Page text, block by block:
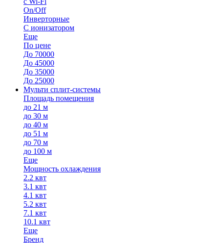
On/Off
Инверторные
С ионизатором
Еще
По цене
До 70000
До 45000
До 35000
До 25000
Мульти сплит-системы
Площадь помещения
до 21 м
до 30 м
до 40 м
до 51 м
до 70 м
до 100 м
Еще
Мощность охлаждения
2.2 квт
3.1 квт
4.1 квт
5.2 квт
7.1 квт
10.1 квт
Еще
Бренд